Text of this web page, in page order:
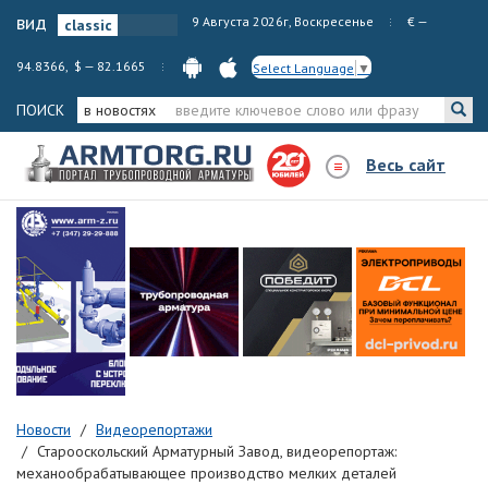
вид 9 Августа 2026г, Воскресенье € —
94.8366, $ — 82.1665 Select Language ▼
ПОИСК в новостях
Весь сайт
Новости
Видеорепортажи
Старооскольский Арматурный Завод, видеорепортаж:
механообрабатывающее производство мелких деталей